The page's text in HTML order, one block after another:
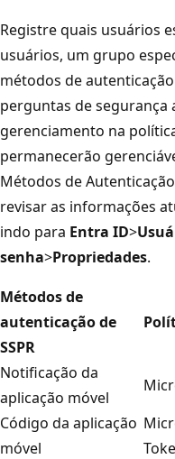
Registre quais usuários
usuários, um grupo
métodos de
perguntas de segurança
gerenciamento na
permanecerão
Métodos de
revisar as informações
indo para Entra ID>
senha>Propriedades.
Métodos de
autenticação de
SSPR
Notificação da
aplicação móvel
Código da aplicação
móvel